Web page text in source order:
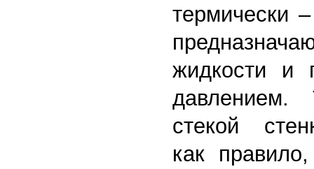
термически
жидкости и
стекой
как